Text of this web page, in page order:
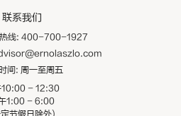
联系我们
热线: 400-700-1927
间: 周一至周五
10:00 - 12:30
1:00 - 6:00
节假日除外)